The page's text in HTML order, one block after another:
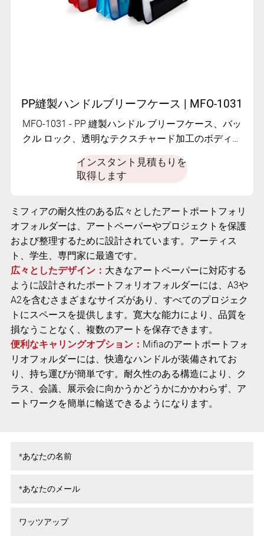
PP縫製ハンドルブリーフケース | MFO-1031
MFO-1031 - PP 縫製ハンドル ブリーフケース、バッ
クル ロック、透明なテクスチャード加工のボディ、
びマルチコンパートメントの多機能付き
インスタント見積もりを
取得します
ミフィアの耐久性のある広々としたアートポートフォリ
オフォルダーは、アートペーパーやプロジェクトを保護
および整理するために設計されています。アーティス
ト、学生、専門家に最適です。
広々としたデザイン： 大きなアートペーパーに対応する
ように設計されたポートフォリオフォルダーには、A3や
A2を含むさまざまなサイズがあり、すべてのプロジェク
トにスペースを提供します。寛大な能力により、品質を
損なうことなく、複数のアートを保存できます。
便利なキャリングオプション： Mifiaのアートポートフォ
リオフォルダーには、快適なハンドルが装備されてお
り、持ち運びが簡単です。耐久性のある構造により、ク
ラス、会議、展示会に向かうかどうかにかかわらず、ア
ートワークを簡単に輸送できるようになります。